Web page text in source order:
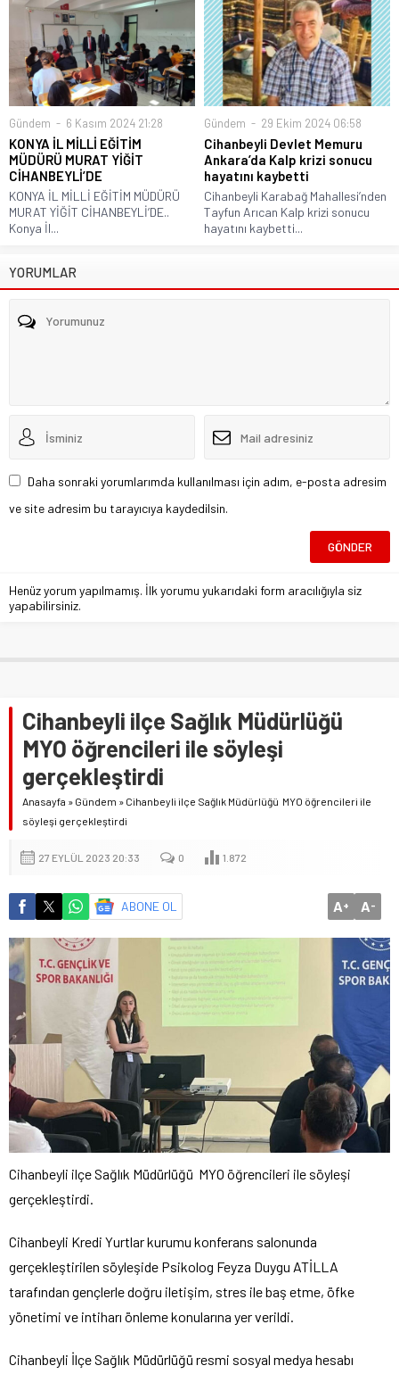
Gündem 6 Kasım 2024 21:28
KONYA İL MİLLİ EĞİTİM
MÜDÜRÜ MURAT YİĞİT
CİHANBEYLİ’DE
KONYA İL MİLLİ EĞİTİM MÜDÜRÜ
MURAT YİĞİT CİHANBEYLİ’DE..
Konya İl...
Gündem 29 Ekim 2024 06:58
Cihanbeyli Devlet Memuru
Ankara’da Kalp krizi sonucu
hayatını kaybetti
Cihanbeyli Karabağ Mahallesi’nden
Tayfun Arıcan Kalp krizi sonucu
hayatını kaybetti...
YORUMLAR
Daha sonraki yorumlarımda kullanılması için adım, e-posta adresim
ve site adresim bu tarayıcıya kaydedilsin.
Henüz yorum yapılmamış. İlk yorumu yukarıdaki form aracılığıyla siz
yapabilirsiniz.
Cihanbeyli ilçe Sağlık Müdürlüğü
MYO öğrencileri ile söyleşi
gerçekleştirdi
Anasayfa » Gündem » Cihanbeyli ilçe Sağlık Müdürlüğü MYO öğrencileri ile
söyleşi gerçekleştirdi
27 EYLÜL 2023 20:33 0 1.872
ABONE OL A+ A-
Cihanbeyli ilçe Sağlık Müdürlüğü MYO öğrencileri ile söyleşi
gerçekleştirdi.
Cihanbeyli Kredi Yurtlar kurumu konferans salonunda
gerçekleştirilen söyleşide Psikolog Feyza Duygu ATİLLA
tarafından gençlerle doğru iletişim, stres ile baş etme, öfke
yönetimi ve intiharı önleme konularına yer verildi.
Cihanbeyli İlçe Sağlık Müdürlüğü resmi sosyal medya hesabı